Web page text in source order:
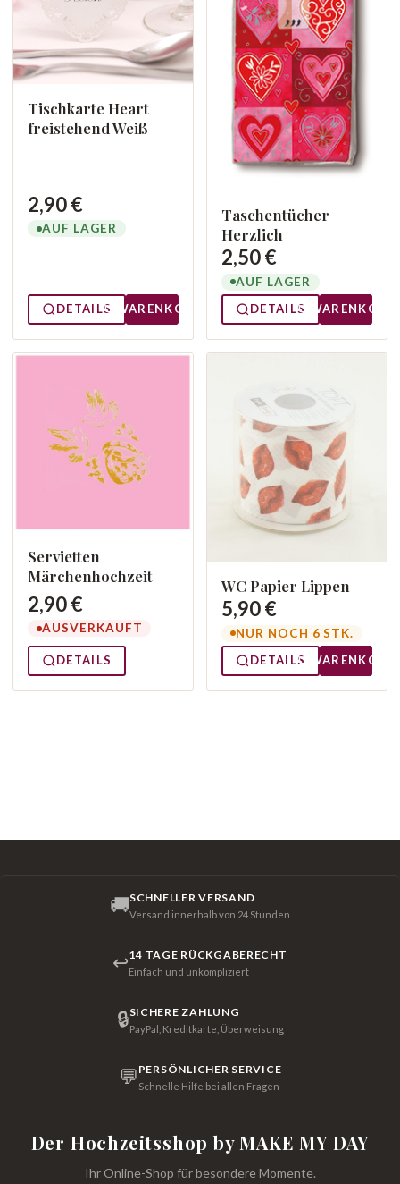
Tischkarte Heart
freistehend Weiß
2,90 €
AUF LAGER
DETAILS WARENKORB
Taschentücher
Herzlich
2,50 €
AUF LAGER
DETAILS
WARENKORB
Servietten
Märchenhochzeit
2,90 €
AUSVERKAUFT
DETAILS
WC Papier Lippen
5,90 €
NUR NOCH 6 STK.
DETAILS
WARENKORB
🚚SCHNELLER VERSAND
Versand innerhalb von 24 Stunden
↩14 TAGE RÜCKGABERECHT
Einfach und unkompliziert
🔒SICHERE ZAHLUNG
PayPal, Kreditkarte, Überweisung
💬 PERSÖNLICHER SERVICE
Schnelle Hilfe bei allen Fragen
Der Hochzeitsshop by MAKE MY DAY
Ihr Online-Shop für besondere Momente.